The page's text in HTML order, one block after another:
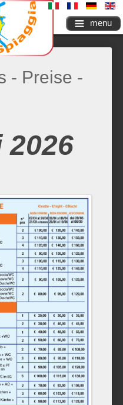
menu
- Preise -
2026